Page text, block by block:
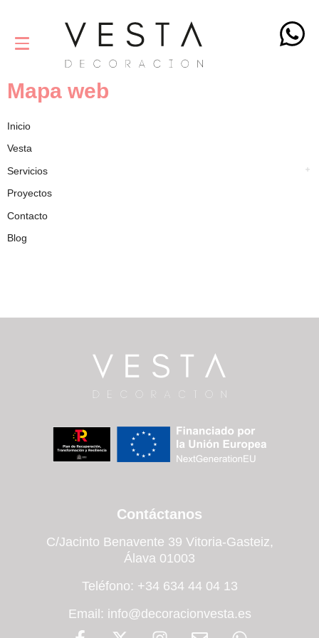
Mapa web
Inicio
Vesta
Servicios
Proyectos
Contacto
Blog
Contáctanos
C/Jacinto Benavente 39 Vitoria-Gasteiz,
Álava 01003
Teléfono: +34 634 44 04 13
Email: info@decoracionvesta.es